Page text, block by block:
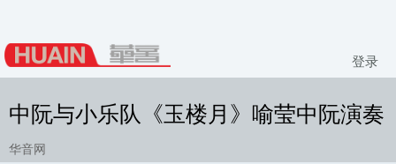
登录
中阮与小乐队《玉楼月》喻莹中阮演奏
华音网